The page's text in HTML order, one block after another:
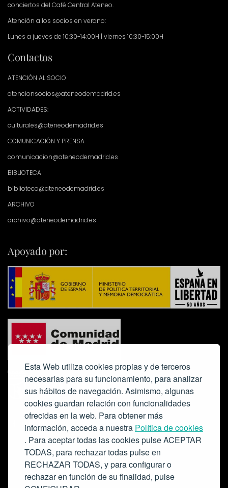
Esta Web utiliza cookies propias y de terceros
necesarias para su funcionamiento, para analizar
sus hábitos de navegación. Asimismo, algunas
cookies guardan relación con funcionalidades
ofrecidas en la web. Para obtener más
información, acceda a nuestra Política de cookies
. Para aceptar todas las cookies pulse ACEPTAR
TODAS, para rechazar todas pulse en
RECHAZAR TODAS, y para configurar o
rechazar en función de su finalidad, pulse
conciertos del Café Central Ateneo.
Atención a los socios en verano:
Lunes a jueves de 10:30-14:00H | viernes 10:30-15:00H
Contactos
ATENCIÓN AL SOCIO
atencionsocios@ateneodemadrid.es
ACTIVIDADES:
culturales@ateneodemadrid.es
COMUNICACIÓN Y PRENSA
comunicacion@ateneodemadrid.es
BIBLIOTECA
biblioteca@ateneodemadrid.es
ARCHIVO
archivo@ateneodemadrid.es
Apoyado por:
Colabora: